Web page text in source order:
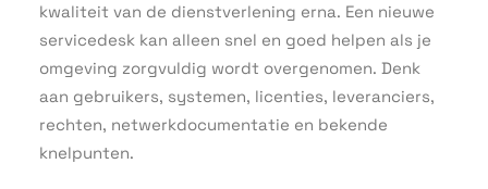
kwaliteit van de dienstverlening erna. Een nieuwe
servicedesk kan alleen snel en goed helpen als je
omgeving zorgvuldig wordt overgenomen. Denk
aan gebruikers, systemen, licenties, leveranciers,
rechten, netwerkdocumentatie en bekende
knelpunten.